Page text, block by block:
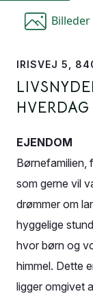
Billeder
IRISVEJ 5,
EJENDOM
Børnefamilien,
som gerne vil
drømmer om
hyggelige
hvor børn og
himmel. Dette
ligger omgivet